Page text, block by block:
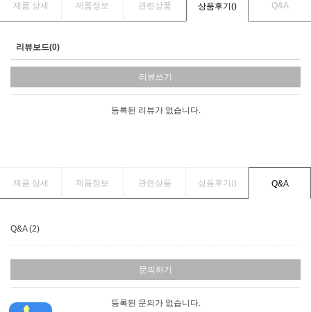
제품 상세 제품정보 관련상품 상품후기() Q&A
리뷰보드(0)
리뷰쓰기
등록된 리뷰가 없습니다.
제품 상세 제품정보 관련상품 상품후기() Q&A
Q&A (2)
문의하기
등록된 문의가 없습니다.